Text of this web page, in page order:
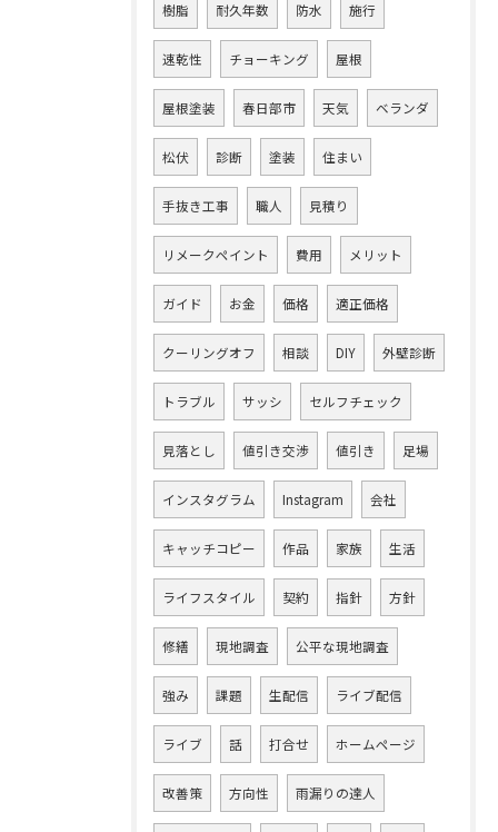
樹脂 耐久年数 防水 施行
速乾性 チョーキング 屋根
屋根塗装 春日部市 天気 ベランダ
松伏 診断 塗装 住まい
手抜き工事 職人 見積り
リメークペイント 費用 メリット
ガイド お金 価格 適正価格
クーリングオフ 相談 DIY 外壁診断
トラブル サッシ セルフチェック
見落とし 値引き交渉 値引き 足場
インスタグラム Instagram 会社
キャッチコピー 作品 家族 生活
ライフスタイル 契約 指針 方針
修繕 現地調査 公平な現地調査
強み 課題 生配信 ライブ配信
ライブ 話 打合せ ホームページ
改善策 方向性 雨漏りの達人